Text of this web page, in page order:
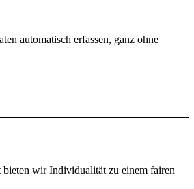
automatisch erfassen, ganz ohne
bieten wir Individualität zu einem fairen